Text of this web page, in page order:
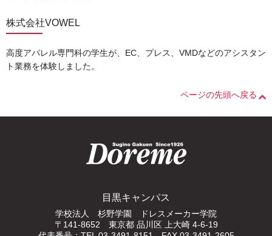
株式会社VOWEL
⾼度アパレル専⾨科の学⽣が、EC、プレス、VMDなどのアシスタン
ト業務を体験しました。
ページの先頭へ戻る
目黒キャンパス
学校法人 杉野学園 ドレスメーカー学院
〒141-8652 東京都 品川区 上大崎 4-6-19